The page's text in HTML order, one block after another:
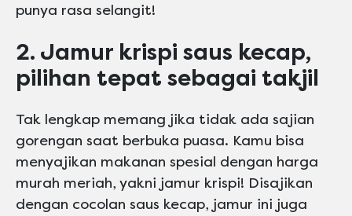
punya rasa selangit!
2. Jamur krispi saus kecap,
pilihan tepat sebagai takjil
Tak lengkap memang jika tidak ada sajian
gorengan saat berbuka puasa. Kamu bisa
menyajikan makanan spesial dengan harga
murah meriah, yakni jamur krispi! Disajikan
dengan cocolan saus kecap, jamur ini juga